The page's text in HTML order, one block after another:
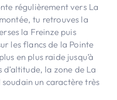
régulièrement vers La
tu retrouves la
la Freinze puis
les flancs de la Pointe
en plus raide jusqu’à
la zone de La
un caractère très